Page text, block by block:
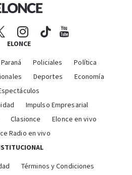
ELONCE
Paraná Policiales
Política
Deportes
Economía
Impulso Empresarial
Clasionce
Elonce en vivo
Radio en vivo
Términos y Condiciones